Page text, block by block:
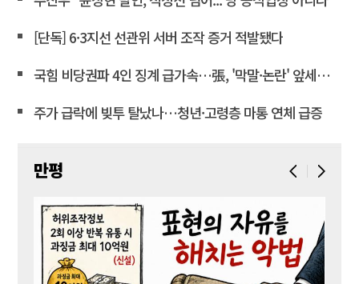
[단독] 6·3지선 선관위 서버 조작 증거 적발됐다
국힘 비당권파 4인 징계 급가속…張, '막말·논란' 앞세워 역공
주가 급락에 빚투 탈났나…청년·고령층 마통 연체 급증
만평